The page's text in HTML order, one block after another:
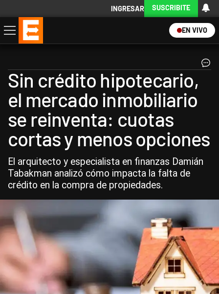
INGRESAR SUSCRIBITE
EN VIVO
Economía
Política
Internacional
Actualidad
Descargá la App
Sin crédito hipotecario,
el mercado inmobiliario
se reinventa: cuotas
cortas y menos opciones
El arquitecto y especialista en finanzas Damián
Tabakman analizó cómo impacta la falta de
crédito en la compra de propiedades.